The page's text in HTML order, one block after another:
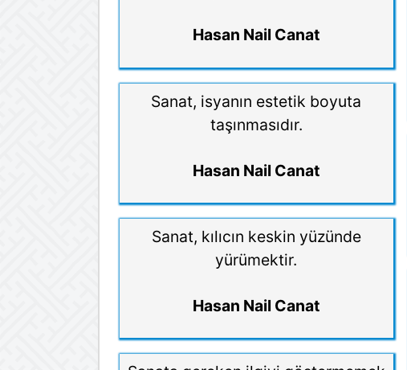
Hasan Nail Canat
Sanat, isyanın estetik boyuta
taşınmasıdır.
Hasan Nail Canat
Sanat, kılıcın keskin yüzünde
yürümektir.
Hasan Nail Canat